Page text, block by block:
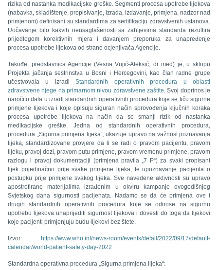
rizika od nastanka medikacijske greške. Segmenti procesa upotrebe lijekova
(nabavka, skladištenje, propisivanje, izrada, izdavanje, primjena, nadzor nad
primjenom) definisani su standardima za sertifikaciju zdravstvenih ustanova.
Uočavanje bilo kakvih neusaglašenosti sa zahtjevima standarda rezultira
prijedlogom korektivnih mjera i davanjem preporuka za unapređenje
procesa upotrebe lijekova od strane ocjenjivača Agencije.
Takođe, predstavnica Agencije (Vesna Vujić-Aleksić, dr med) je, u sklopu
Projekta jačanja sestrinstva u Bosni i Hercegovini, kao član radne grupe
učestvovala u izradiStandardnih operativnih procedura u oblasti
zdravstvene njege na primarnom nivou zdravstvene zaštite. Svoj doprinos je
naročito dala u izradi standardnih operativnih procedura koje se tiču sigurne
primjene lijekova i koje opisuju siguran način sprovođenja ključnih koraka
procesa upotrebe lijekova na način da se smanji rizik od nastanka
medikacijske greške. Jedna od standardnih operativnih procedura,
procedura „Sigurna primjena lijeka“, ukazuje upravo na važnost poznavanja
lijeka, standardizovane provjere da li se radi o pravom pacijentu, pravom
lijeku, pravoj dozi, pravom putu primjene, pravom vremenu primjene, pravom
razlogu i pravoj dokumentaciji (primjena pravila „7 P“) za svaki propisani
lijek pojedinačno prije svake primjene lijeka, te upoznavanje pacijenta o
postupku prije primjene svakog lijeka. Sve navedene aktivnosti su upravo
apostrofirane materijalima izrađenim u okviru kampanje ovogodišnjeg
Svjetskog dana sigurnosti pacijenata. Nadamo se da će primjena ove i
drugih standardnih operativnih procedura koje se odnose na sigurnu
upotrebu lijekova unaprijediti sigurnost lijekova i dovesti do toga da lijekovi
koje pacijenti primjenjuju budu lijekovi bez štete.
Izvor:
https://www.who.int/news-room/events/detail/2022/09/17/default-
calendar/world-patient-safety-day-2022
Standardna operativna procedura „Sigurna primjena lijeka“: